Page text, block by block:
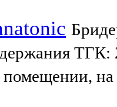
ТГК:
на